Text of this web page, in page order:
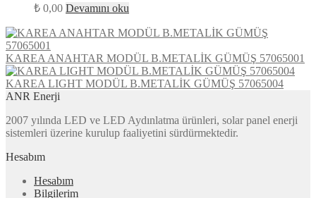
₺ 0,00 Devamını oku
KAREA ANAHTAR MODÜL B.METALİK GÜMÜŞ 57065001
KAREA LIGHT MODÜL B.METALİK GÜMÜŞ 57065004
ANR Enerji
2007 yılında LED ve LED Aydınlatma ürünleri, solar panel enerji
sistemleri üzerine kurulup faaliyetini sürdürmektedir.
Hesabım
Hesabım
Bilgilerim